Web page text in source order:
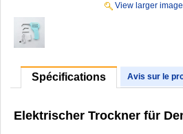
View larger image
Spécifications Avis sur le
Elektrischer Trockner für